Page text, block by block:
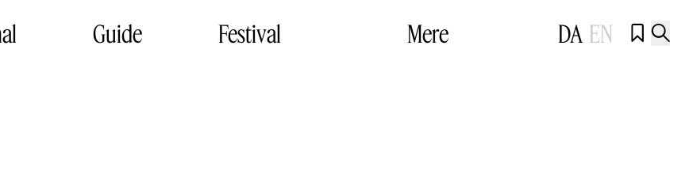
Guide Festival Mere DA EN  